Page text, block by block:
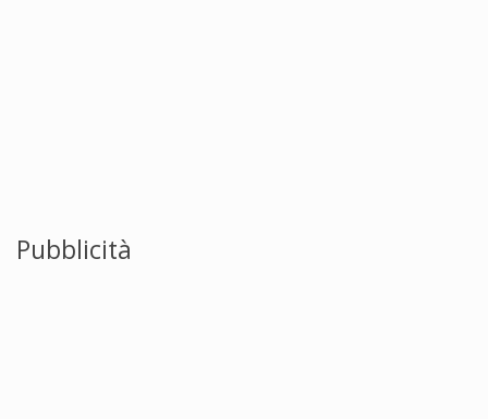
Pubblicità